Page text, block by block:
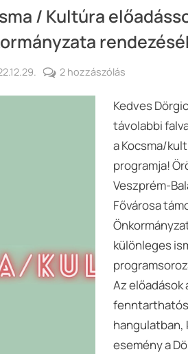
/ Kultúra
2 hozzászólás
Kultúra
Dörgicse
rendezésében
című
Kedves
távolabbi
a Kocsma/
programja!
Veszprém-
Fővárosa
különleges
Az előadások
hangulatban,
esemény a